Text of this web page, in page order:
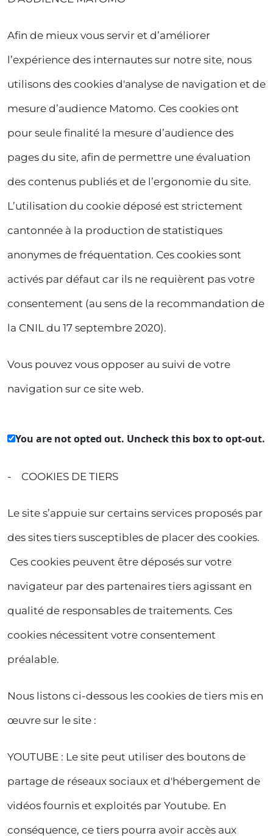
Afin de mieux vous servir et d’améliorer
l’expérience des internautes sur notre site, nous
utilisons des cookies d'analyse de navigation et de
mesure d’audience Matomo. Ces cookies ont
pour seule finalité la mesure d’audience des
pages du site, afin de permettre une évaluation
des contenus publiés et de l’ergonomie du site.
L’utilisation du cookie déposé est strictement
cantonnée à la production de statistiques
anonymes de fréquentation. Ces cookies sont
activés par défaut car ils ne requièrent pas votre
consentement (au sens de la recommandation de
la CNIL du 17 septembre 2020).
Vous pouvez vous opposer au suivi de votre
navigation sur ce site web.
You are not opted out. Uncheck this box to opt-out.
- COOKIES DE TIERS
Le site s’appuie sur certains services proposés par
des sites tiers susceptibles de placer des cookies.
Ces cookies peuvent être déposés sur votre
navigateur par des partenaires tiers agissant en
qualité de responsables de traitements. Ces
cookies nécessitent votre consentement
préalable.
Nous listons ci-dessous les cookies de tiers mis en
œuvre sur le site :
YOUTUBE : Le site peut utiliser des boutons de
partage de réseaux sociaux et d'hébergement de
vidéos fournis et exploités par Youtube. En
conséquence, ce tiers pourra avoir accès aux